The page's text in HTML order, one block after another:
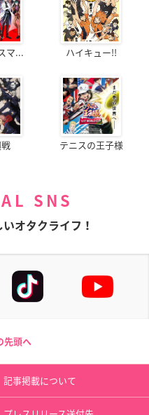
マ... ハイキュー!!
テニスの王子様
SNS
オタクライフ！
先頭へ
記事掲載について